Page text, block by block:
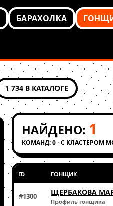
БАРАХОЛКА
1 734 В КАТАЛОГЕ
НАЙДЕНО: 1
КОМАНД: 0 · С КЛАСТЕРОМ
ID ГОНЩИК
#1300 ЩЕРБАКОВА
Профиль гонщика